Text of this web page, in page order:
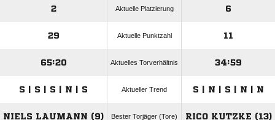
2 Aktuelle Platzierung 6
29 Aktuelle Punktzahl 11
65:20 Aktuelles Torverhältnis 34:59
S | S | S | N | S Aktueller Trend S | N | S | N | N
NIELS LAUMANN (9) Bester Torjäger (Tore) RICO KUTZKE (13)